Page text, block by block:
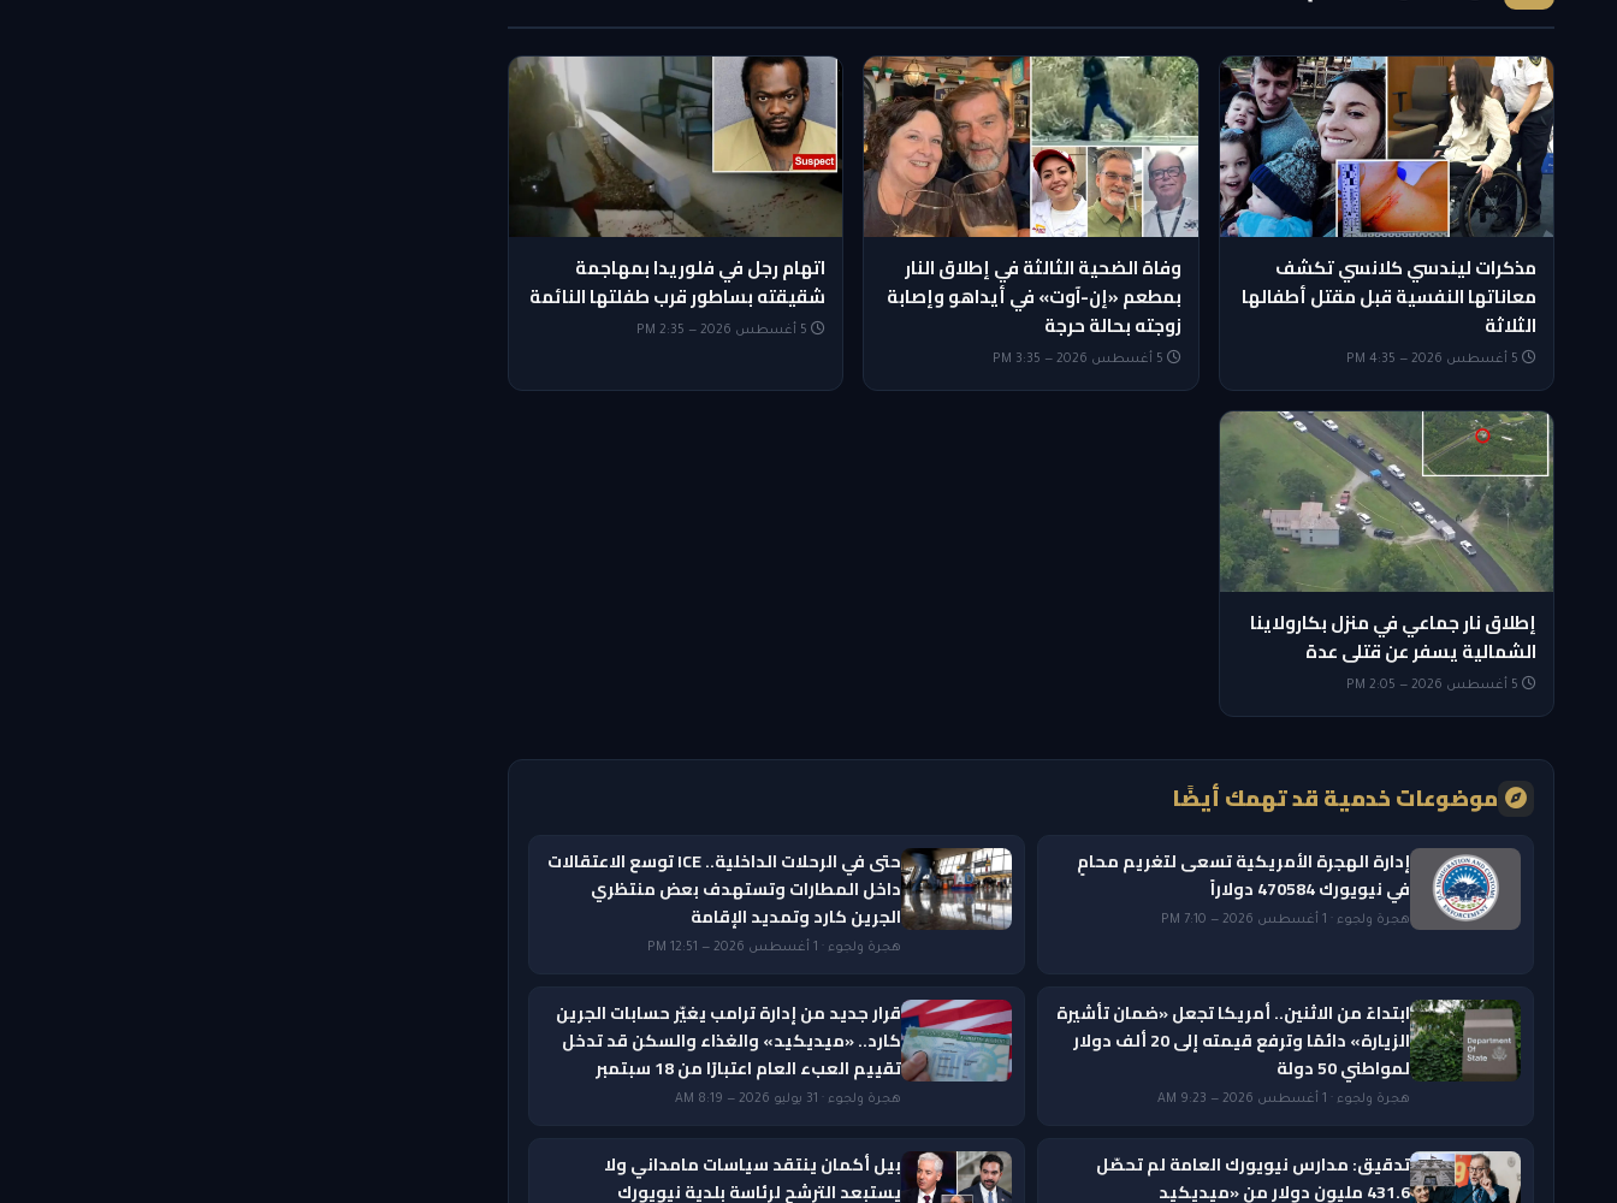
مذكرات ليندسي كلانسي تكشف
معاناتها النفسية قبل مقتل أطفالها
الثلاثة
وفاة الضحية الثالثة في إطلاق النار
بمطعم «إن-آوت» في أيداهو وإصابة
زوجته بحالة حرجة
اتهام رجل في فلوريدا بمهاجمة
شقيقته بساطور قرب طفلتها النائمة
5 أغسطس 2026 — 2:35 PM
إطلاق نار جماعي في منزل بكارولاينا
الشمالية يسفر عن قتلى عدة
موضوعات خدمية قد تهمك أيضًا
إدارة الهجرة الأمريكية تسعى لتغريم محامٍ
في نيويورك 470584 دولاراً
هجرة ولجوء · 1 أغسطس 2026 — 7:10 PM
حتى في الرحلات الداخلية.. ICE توسع الاعتقالات
داخل المطارات وتستهدف بعض منتظري
الجرين كارد وتمديد الإقامة
هجرة ولجوء · 1 أغسطس 2026 — 12:51 PM
ابتداءً من الاثنين.. أمريكا تجعل «ضمان تأشيرة
الزيارة» دائمًا وترفع قيمته إلى 20 ألف دولار
لمواطني 50 دولة
هجرة ولجوء · 1 أغسطس 2026 — 9:23 AM
قرار جديد من إدارة ترامب يغيّر حسابات الجرين
كارد.. «ميديكيد» والغذاء والسكن قد تدخل
تقييم العبء العام اعتبارًا من 18 سبتمبر
هجرة ولجوء · 31 يوليو 2026 — 8:19 AM
تدقيق: مدارس نيويورك العامة لم تحصّل
431.6 مليون دولار من «ميديكيد
بيل أكمان ينتقد سياسات مامداني ولا
يستبعد الترشح لرئاسة بلدية نيويورك